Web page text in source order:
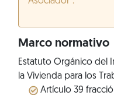
Marco normativo
Estatuto Orgánico del
la Vivienda para los
Artículo 39